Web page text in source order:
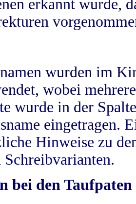
erkannt wurde,
wurden im
wobei
wurde in der
eingetragen.
Hinweise zu
Schreibvarianten.
bei den Taufpaten